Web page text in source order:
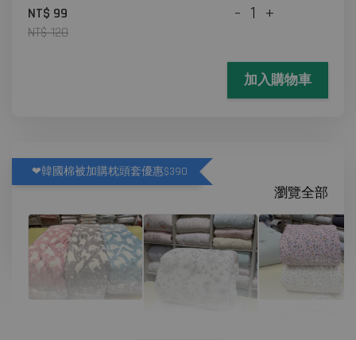
NT$ 99
NT$ 120
- +
加入購物車
❤韓國棉被加購枕頭套優惠$390
瀏覽全部